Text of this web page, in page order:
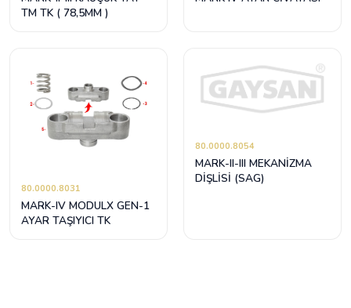
TM TK ( 78,5MM )
80.0000.8031
MARK-IV MODULX GEN-1
AYAR TAŞIYICI TK
80.0000.8054
MARK-II-III MEKANİZMA
DİŞLİSİ (SAG)